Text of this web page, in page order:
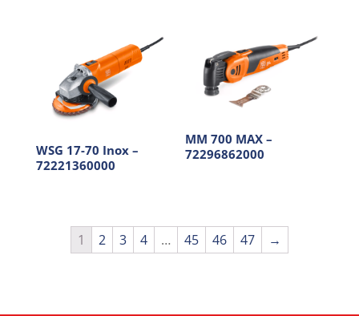
WSG 17-70 Inox –
72221360000
MM 700 MAX –
72296862000
1 2 3 4 … 45 46 47 →